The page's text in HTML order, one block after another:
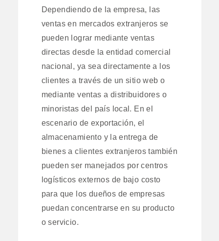
Dependiendo de la empresa, las
ventas en mercados extranjeros se
pueden lograr mediante ventas
directas desde la entidad comercial
nacional, ya sea directamente a los
clientes a través de un sitio web o
mediante ventas a distribuidores o
minoristas del país local. En el
escenario de exportación, el
almacenamiento y la entrega de
bienes a clientes extranjeros también
pueden ser manejados por centros
logísticos externos de bajo costo
para que los dueños de empresas
puedan concentrarse en su producto
o servicio.